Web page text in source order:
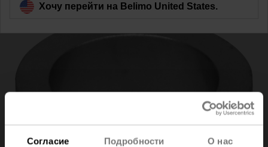
Согласие Подробности О нас
Хочу перейти на Belimo United States.